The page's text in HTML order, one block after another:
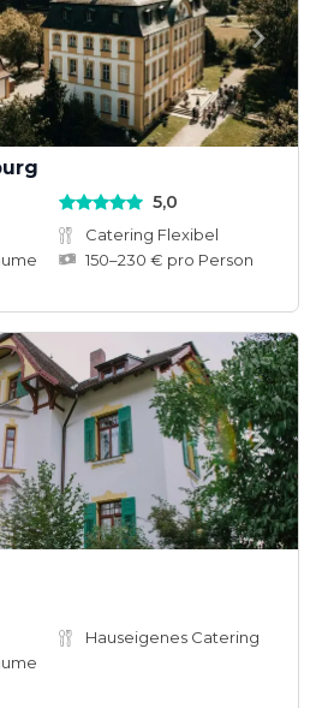
5,0
Catering Flexibel
150–230 € pro Person
Hauseigenes Catering